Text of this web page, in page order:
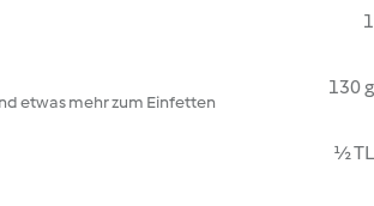
1
etwas mehr zum Einfetten
130 g
½ TL